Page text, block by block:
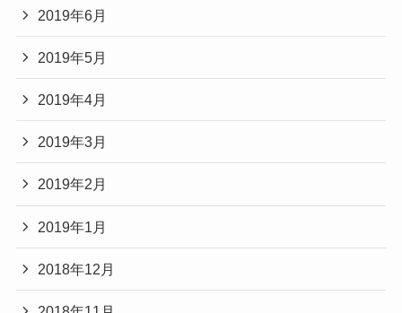
2019年6月
2019年5月
2019年4月
2019年3月
2019年2月
2019年1月
2018年12月